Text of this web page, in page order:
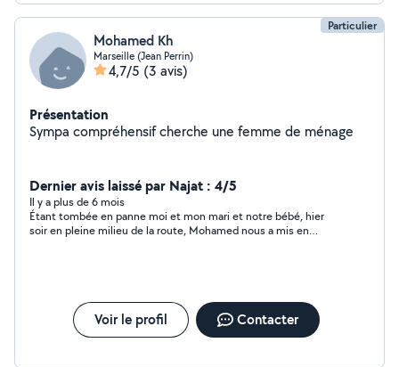
Particulier
Mohamed Kh
Marseille (Jean Perrin)
4,7/5 (3 avis)
Présentation
Sympa compréhensif cherche une femme de ménage
Dernier avis laissé par Najat : 4/5
Il y a plus de 6 mois
Étant tombée en panne moi et mon mari et notre bébé, hier
soir en pleine milieu de la route, Mohamed nous a mis en
Voir le profil Contacter